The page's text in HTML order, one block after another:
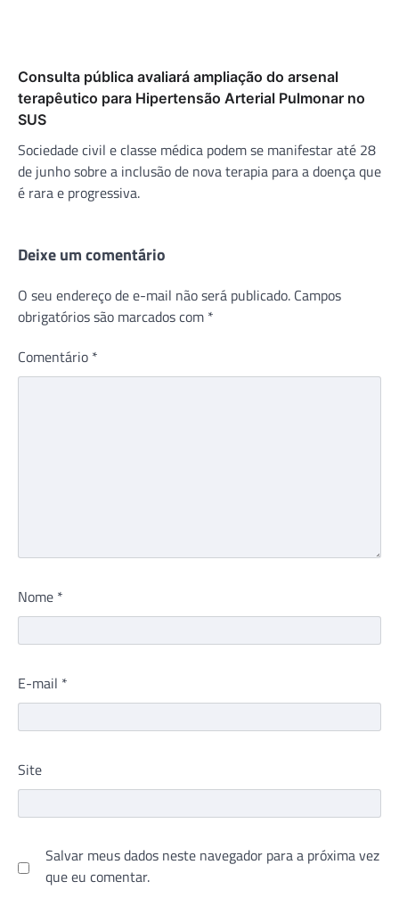
Consulta pública avaliará ampliação do arsenal
terapêutico para Hipertensão Arterial Pulmonar no
SUS
Sociedade civil e classe médica podem se manifestar até 28
de junho sobre a inclusão de nova terapia para a doença que
é rara e progressiva.
Deixe um comentário
O seu endereço de e-mail não será publicado. Campos
obrigatórios são marcados com *
Comentário *
Nome *
E-mail *
Site
Salvar meus dados neste navegador para a próxima vez
que eu comentar.